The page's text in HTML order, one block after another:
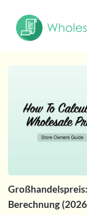
Berechnung